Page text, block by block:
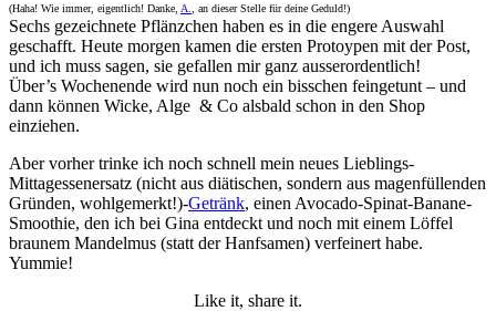
(Haha! Wie immer, eigentlich! Danke, A. , an dieser Stelle für deine Geduld!)
Sechs gezeichnete Pflänzchen haben es in die engere Auswahl
geschafft. Heute morgen kamen die ersten Protoypen mit der Post,
und ich muss sagen, sie gefallen mir ganz ausserordentlich!
Über’s Wochenende wird nun noch ein bisschen feingetunt – und
dann können Wicke, Alge & Co alsbald schon in den Shop
einziehen.
Aber vorher trinke ich noch schnell mein neues Lieblings-
Mittagessenersatz (nicht aus diätischen, sondern aus magenfüllenden
Gründen, wohlgemerkt!)-Getränk, einen Avocado-Spinat-Banane-
Smoothie, den ich bei Gina entdeckt und noch mit einem Löffel
braunem Mandelmus (statt der Hanfsamen) verfeinert habe.
Yummie!
Like it, share it.